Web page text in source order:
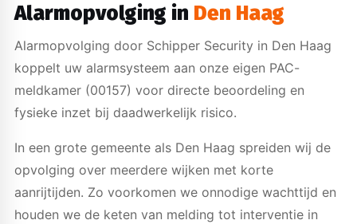
Alarmopvolging in Den Haag
Alarmopvolging door Schipper Security in Den Haag
koppelt uw alarmsysteem aan onze eigen PAC-
meldkamer (00157) voor directe beoordeling en
fysieke inzet bij daadwerkelijk risico.
In een grote gemeente als Den Haag spreiden wij de
opvolging over meerdere wijken met korte
aanrijtijden. Zo voorkomen we onnodige wachttijd en
houden we de keten van melding tot interventie in